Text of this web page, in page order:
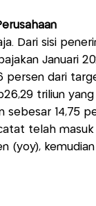
Dari sisi
Januari
persen dari
triliun
14,75
telah
kemudian